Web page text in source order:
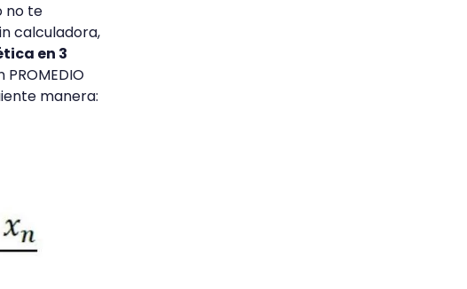
no te
calculadora,
en 3
manera: